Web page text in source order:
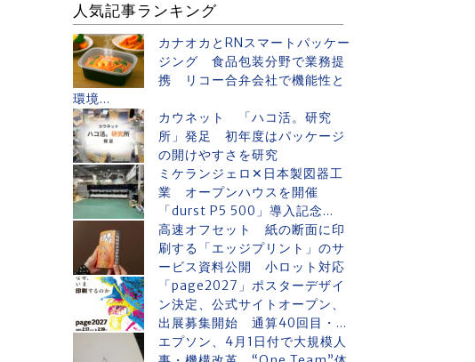
人気記事ランキング
カナオカとRNスマートパッケー
ジング 食品包装分野で業務提
携 リコー合弁会社で機能性と
環境...
カウネット 「ハコ活。研究
所」発足 初年度はパッケージ
の開けやすさを研究
ミケランジェロ✕日本製図器工
業 オープンハウスを開催
「durst P5 500」導入記念...
高速オフセット 紙の断面に印
刷する「エッジプリント」のサ
ービス資料公開 小ロット対応
「page2027」ポスターデザイ
ン決定、公式サイトオープン、
出展募集開始 通算40回目・...
エプソン、4月1日付で大規模人